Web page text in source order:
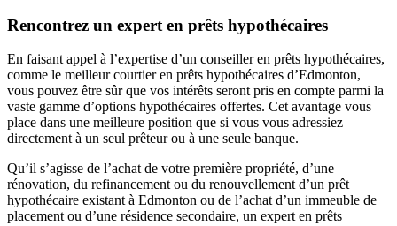
Rencontrez un expert en prêts hypothécaires
En faisant appel à l’expertise d’un conseiller en prêts hypothécaires,
comme le meilleur courtier en prêts hypothécaires d’Edmonton,
vous pouvez être sûr que vos intérêts seront pris en compte parmi la
vaste gamme d’options hypothécaires offertes. Cet avantage vous
place dans une meilleure position que si vous vous adressiez
directement à un seul prêteur ou à une seule banque.
Qu’il s’agisse de l’achat de votre première propriété, d’une
rénovation, du refinancement ou du renouvellement d’un prêt
hypothécaire existant à Edmonton ou de l’achat d’un immeuble de
placement ou d’une résidence secondaire, un expert en prêts